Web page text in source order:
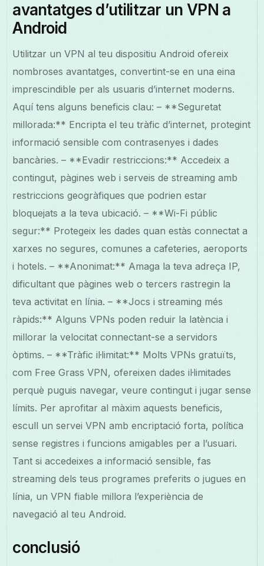
avantatges d’utilitzar un VPN a
Android
Utilitzar un VPN al teu dispositiu Android ofereix
nombroses avantatges, convertint-se en una eina
imprescindible per als usuaris d’internet moderns.
Aquí tens alguns beneficis clau: – **Seguretat
millorada:** Encripta el teu tràfic d’internet, protegint
informació sensible com contrasenyes i dades
bancàries. – **Evadir restriccions:** Accedeix a
contingut, pàgines web i serveis de streaming amb
restriccions geogràfiques que podrien estar
bloquejats a la teva ubicació. – **Wi-Fi públic
segur:** Protegeix les dades quan estàs connectat a
xarxes no segures, comunes a cafeteries, aeroports
i hotels. – **Anonimat:** Amaga la teva adreça IP,
dificultant que pàgines web o tercers rastregin la
teva activitat en línia. – **Jocs i streaming més
ràpids:** Alguns VPNs poden reduir la latència i
millorar la velocitat connectant-se a servidors
òptims. – **Tràfic il·limitat:** Molts VPNs gratuïts,
com Free Grass VPN, ofereixen dades il·limitades
perquè puguis navegar, veure contingut i jugar sense
límits. Per aprofitar al màxim aquests beneficis,
escull un servei VPN amb encriptació forta, política
sense registres i funcions amigables per a l’usuari.
Tant si accedeixes a informació sensible, fas
streaming dels teus programes preferits o jugues en
línia, un VPN fiable millora l’experiència de
navegació al teu Android.
conclusió